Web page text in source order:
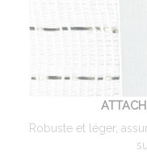
Robuste et léger,